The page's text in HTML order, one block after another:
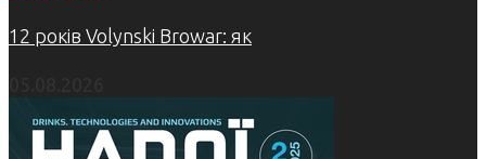
12 років Volynski Browar: як